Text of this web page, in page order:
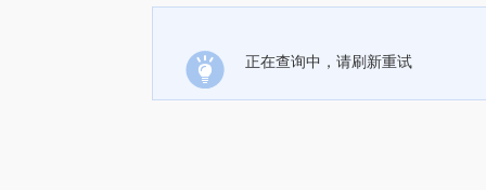
正在查询中，请刷新重试